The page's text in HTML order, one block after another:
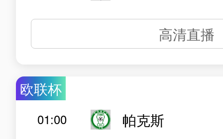
高清直播
欧联杯
01:00
帕克斯